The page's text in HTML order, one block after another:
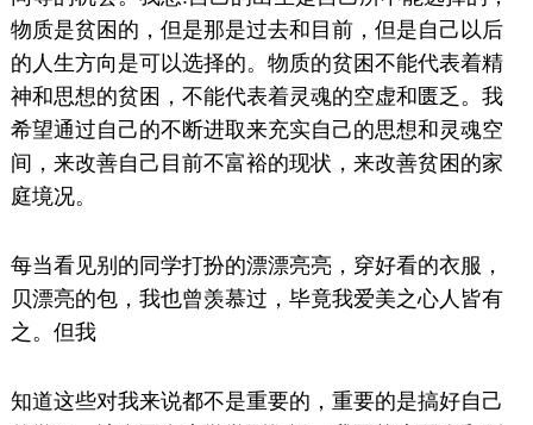
物质是贫困的，但是那是过去和目前，但是自己以后
的人生方向是可以选择的。物质的贫困不能代表着精
神和思想的贫困，不能代表着灵魂的空虚和匮乏。我
希望通过自己的不断进取来充实自己的思想和灵魂空
间，来改善自己目前不富裕的现状，来改善贫困的家
庭境况。
每当看见别的同学打扮的漂漂亮亮，穿好看的衣服，
贝漂亮的包，我也曾羡慕过，毕竟我爱美之心人皆有
之。但我
知道这些对我来说都不是重要的，重要的是搞好自己